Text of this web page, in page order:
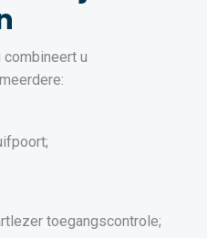
u
toegangscontrole;